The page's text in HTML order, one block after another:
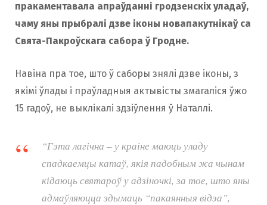
пракаментавала апраўданні гродзенскіх уладаў,
чаму яны прыбралі дзве іконы новапакутнікаў са
Свята-Пакроўскага сабора ў Гродне.
Навіна пра тое, што ў саборы знялі дзве іконы, з
якімі ўлады і праўладныя актывісты змагаліся ўжо
15 гадоў, не выклікалі здзіўлення ў Наталлі.
“Гэта лагічна – у краіне маюць уладу
спадкаемцы катаў, якія падобным жа чынам
кідаюць святароў у адзіночкі, за тое, што яны
адмаўляюцца здымаць “пакаянныя відэа”,